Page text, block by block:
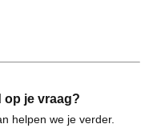
op je vraag?
helpen we je verder.